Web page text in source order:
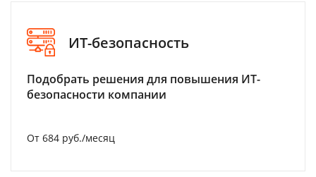
ИТ-безопасность
Подобрать решения для повышения ИТ-
безопасности компании
От 684 руб./месяц